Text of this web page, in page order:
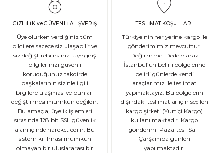
GİZLİLİK ve GÜVENLİ ALIŞVERİŞ
Üye olurken verdiğiniz tüm
bilgilere sadece siz ulaşabilir ve
siz değiştirebilirsiniz. Üye giriş
bilgilerinizi güvenli
koruduğunuz takdirde
başkalarının sizinle ilgili
bilgilere ulaşması ve bunları
değiştirmesi mümkün değildir.
Bu amaçla, üyelik işlemleri
sırasında 128 bit SSL güvenlik
alanı içinde hareket edilir. Bu
sistem kırılması mümkün
olmayan bir uluslararası bir
TESLİMAT KOŞULLARI
Türkiye'nin her yerine kargo ile
gönderimimiz mevcuttur.
Değirmenci Dede olarak
İstanbul’un belirli bölgelerine
belirli günlerde kendi
araçlarımız ile teslimat
yapmaktayız. Bu bölgelerin
dışındaki teslimatlar için seçilen
kargo şirketi (Yurtiçi Kargo)
kullanılmaktadır. Kargo
gönderimi Pazartesi-Salı-
Çarşamba günleri
yapılmaktadır.